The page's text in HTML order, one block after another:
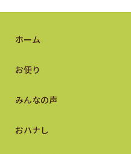
ホーム
お便り
みんなの声
おハナし